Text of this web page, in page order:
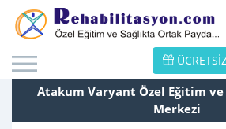
Atakum Varyant Özel Eğitim
Merkezi